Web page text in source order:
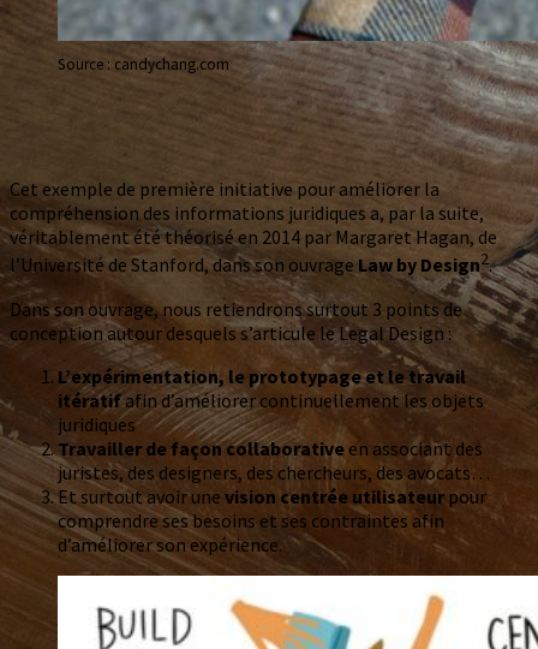
Source : candychang.com
Cet exemple de première initiative pour améliorer la
compréhension des informations juridiques a, par la suite,
véritablement été théorisé en 2014 par Margaret Hagan, de
l’Université de Stanford, dans son ouvrage Law by Design2.
Dans son ouvrage, nous retiendrons surtout 3 points de
conception autour desquels s’articule le Legal Design :
L’expérimentation, le prototypage et le travail
itératifafin d’améliorer continuellement les objets
juridiques
Travailler de façon collaborativeen associant des
juristes, des designers, des chercheurs, des avocats…
Et surtout avoir une vision centrée utilisateurpour
comprendre ses besoins et ses contraintes afin
d’améliorer son expérience.